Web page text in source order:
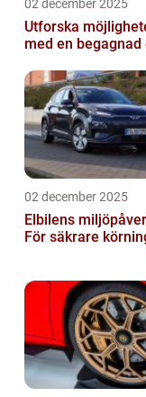
02 december 2025
Utforska
med en begagnad
02 december 2025
Elbilens
För säkrare